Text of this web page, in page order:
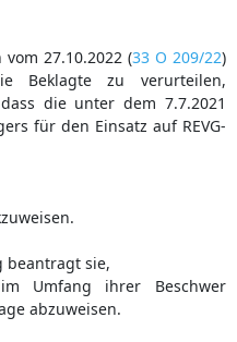
27.10.2022 (33 O 209/22)
Beklagte zu verurteilen,
die unter dem 7.7.2021
für den Einsatz auf REVG-
beantragt sie,
Umfang ihrer Beschwer
abzuweisen.